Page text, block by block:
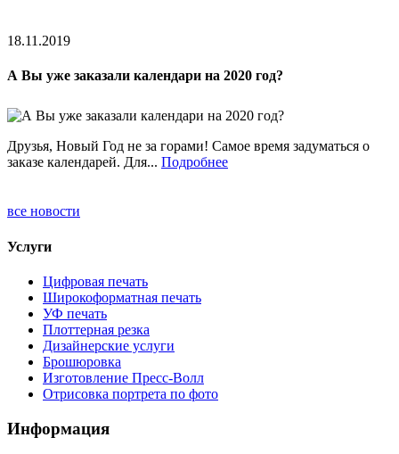
18.11.2019
А Вы уже заказали календари на 2020 год?
Друзья, Новый Год не за горами! Самое время задуматься о
заказе календарей. Для... Подробнее
все новости
Услуги
Цифровая печать
Широкоформатная печать
УФ печать
Плоттерная резка
Дизайнерские услуги
Брошюровка
Изготовление Пресс-Волл
Отрисовка портрета по фото
Информация